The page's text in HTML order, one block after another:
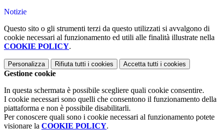
Notizie
Questo sito o gli strumenti terzi da questo utilizzati si avvalgono di
cookie necessari al funzionamento ed utili alle finalità illustrate nella
COOKIE POLICY.
Personalizza Rifiuta tutti i cookies Accetta tutti i cookies
Gestione cookie
In questa schermata è possibile scegliere quali cookie consentire.
I cookie necessari sono quelli che consentono il funzionamento della
piattaforma e non è possibile disabilitarli.
Per conoscere quali sono i cookie necessari al funzionamento potete
visionare la COOKIE POLICY.